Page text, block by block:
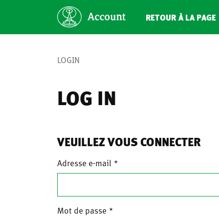
RETOUR À LA
LOGIN
LOG IN
VEUILLEZ VOUS CONNECTER
Adresse e-mail
Mot de passe